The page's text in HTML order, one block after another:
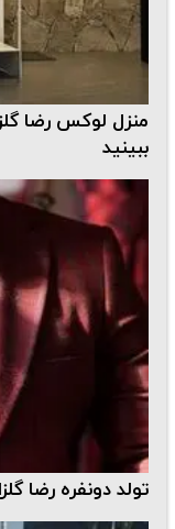
منزل لوکس رضا
ببینید
تولد دونفره رضا